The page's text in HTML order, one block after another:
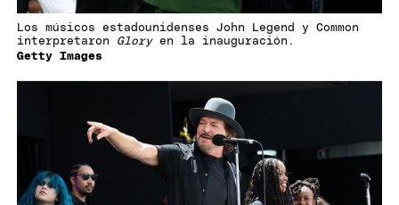
Getty Images
Los músicos estadounidenses John Legend y Common
interpretaron Gloryen la inauguración.